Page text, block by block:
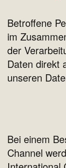
Betroffene
im
der
Daten direkt
unseren
Bei einem
Channel